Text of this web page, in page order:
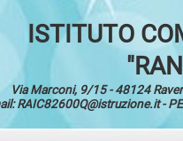
ISTITUTO
Via Marconi, 9/15 - 48124
RAIC82600Q@istruzione.it -